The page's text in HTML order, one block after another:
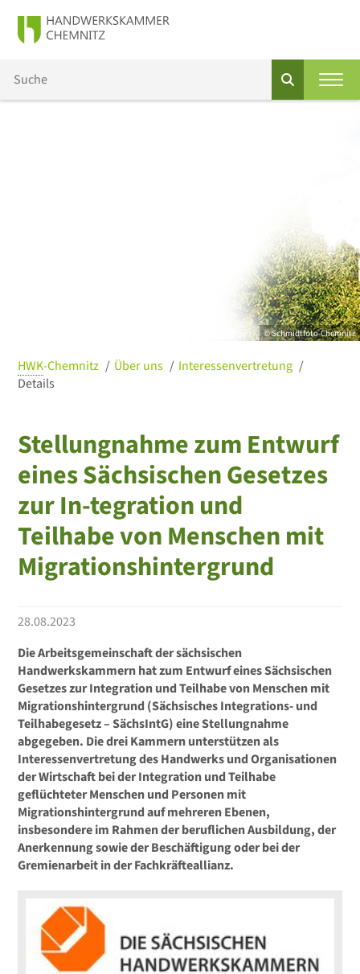
© Schmidtfoto-Chemnitz
HWK-Chemnitz Über uns
Interessenvertretung
Details
Stellungnahme zum Entwurf
eines Sächsischen Gesetzes
zur In-tegration und
Teilhabe von Menschen mit
Migrationshintergrund
28.08.2023
Die Arbeitsgemeinschaft der sächsischen
Handwerkskammern hat zum Entwurf eines Sächsischen
Gesetzes zur Integration und Teilhabe von Menschen mit
Migrationshintergrund (Sächsisches Integrations- und
Teilhabegesetz – SächsIntG) eine Stellungnahme
abgegeben. Die drei Kammern unterstützen als
Interessenvertretung des Handwerks und Organisationen
der Wirtschaft bei der Integration und Teilhabe
geflüchteter Menschen und Personen mit
Migrationshintergrund auf mehreren Ebenen,
insbesondere im Rahmen der beruflichen Ausbildung, der
Anerkennung sowie der Beschäftigung oder bei der
Gremienarbeit in der Fachkräfteallianz.